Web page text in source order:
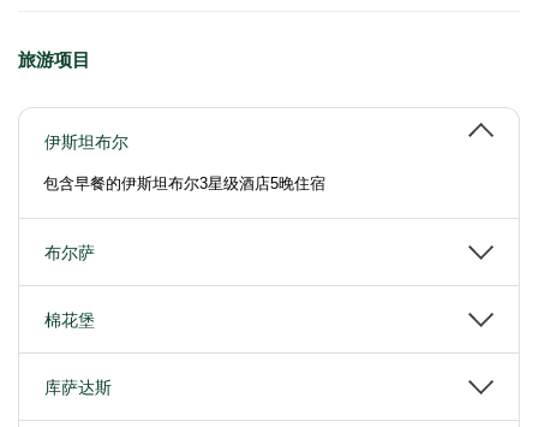
旅游项目
伊斯坦布尔
包含早餐的伊斯坦布尔3星级酒店5晚住宿
布尔萨
棉花堡
库萨达斯